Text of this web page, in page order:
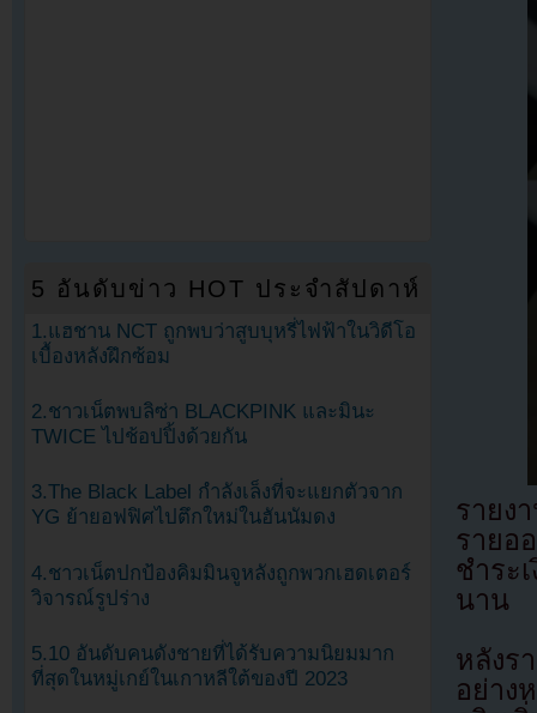
รายง
รายอ
ชำระ
นาน
หลังร
อย่าง
5 อันดับข่าว HOT ประจำสัปดาห์
1.แฮชาน NCT ถูกพบว่าสูบบุหรี่ไฟฟ้าในวิดีโอ
เบื้องหลังฝึกซ้อม
2.ชาวเน็ตพบลิซ่า BLACKPINK และมินะ
TWICE ไปช้อปปิ้งด้วยกัน
3.The Black Label กำลังเล็งที่จะแยกตัวจาก
YG ย้ายอฟฟิศไปตึกใหม่ในฮันนัมดง
4.ชาวเน็ตปกป้องคิมมินจูหลังถูกพวกเฮดเตอร์
วิจารณ์รูปร่าง
5.10 อันดับคนดังชายที่ได้รับความนิยมมาก
ที่สุดในหมู่เกย์ในเกาหลีใต้ของปี 2023